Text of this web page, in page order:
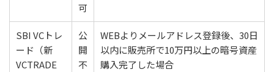
可
SBI VCトレ
ード（新
VCTRADE
公
開
不
WEBよりメールアドレス登録後、30日
以内に販売所で10万円以上の暗号資産
購入完了した場合